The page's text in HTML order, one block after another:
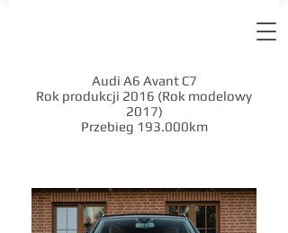
Audi A6 Avant C7
Rok produkcji 2016 (Rok modelowy
2017)
Przebieg 193.000km